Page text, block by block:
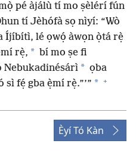
pé àjálù tí mo ṣèlérí fún
tí Jèhófà sọ nìyí: “Wò
Íjíbítì, lé ọwọ́ àwọn ọ̀tá rẹ̀
rẹ̀, * bí mo ṣe fi
Nebukadinésárì * ọba
fẹ́ gba ẹ̀mí rẹ̀.”’” * +
Èyí Tó Kàn